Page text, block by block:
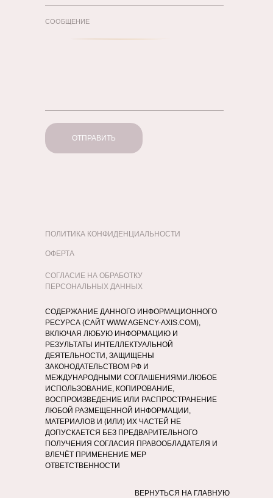
СООБЩЕНИЕ
ОТПРАВИТЬ
СОДЕРЖАНИЕ ДАННОГО ИНФОРМАЦИОННОГО
РЕСУРСА (САЙТ WWW.AGENCY-AXIS.COM),
ВКЛЮЧАЯ ЛЮБУЮ ИНФОРМАЦИЮ И
РЕЗУЛЬТАТЫ ИНТЕЛЛЕКТУАЛЬНОЙ
ДЕЯТЕЛЬНОСТИ, ЗАЩИЩЕНЫ
ЗАКОНОДАТЕЛЬСТВОМ РФ И
МЕЖДУНАРОДНЫМИ СОГЛАШЕНИЯМИ.ЛЮБОЕ
ИСПОЛЬЗОВАНИЕ, КОПИРОВАНИЕ,
ВОСПРОИЗВЕДЕНИЕ ИЛИ РАСПРОСТРАНЕНИЕ
ЛЮБОЙ РАЗМЕЩЕННОЙ ИНФОРМАЦИИ,
МАТЕРИАЛОВ И (ИЛИ) ИХ ЧАСТЕЙ НЕ
ДОПУСКАЕТСЯ БЕЗ ПРЕДВАРИТЕЛЬНОГО
ПОЛУЧЕНИЯ СОГЛАСИЯ ПРАВООБЛАДАТЕЛЯ И
ВЛЕЧЁТ ПРИМЕНЕНИЕ МЕР
ОТВЕТСТВЕННОСТИ
ПОЛИТИКА КОНФИДЕНЦИАЛЬНОСТИ
ВЕРНУТЬСЯ НА ГЛАВНУЮ
ОФЕРТА
СОГЛАСИЕ НА ОБРАБОТКУ
ПЕРСОНАЛЬНЫХ ДАННЫХ